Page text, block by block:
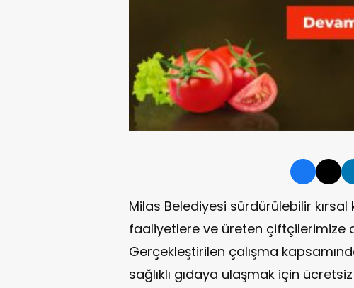
Milas Belediyesi sürdürülebilir kırsal
faaliyetlere ve üreten çiftçilerimize
Gerçekleştirilen çalışma
sağlıklı gıdaya ulaşmak için